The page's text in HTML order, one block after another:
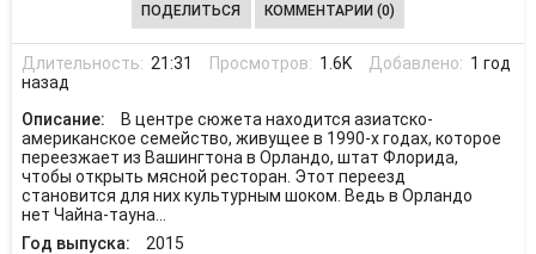
ПОДЕЛИТЬСЯ КОММЕНТАРИИ (0)
Длительность: 21:31 Просмотров: 1.6K Добавлено: 1 год
назад
Описание:
В центре сюжета находится азиатско-
американское семейство, живущее в 1990-х годах, которое
переезжает из Вашингтона в Орландо, штат Флорида,
чтобы открыть мясной ресторан. Этот переезд
становится для них культурным шоком. Ведь в Орландо
нет Чайна-тауна...
Год выпуска:
2015